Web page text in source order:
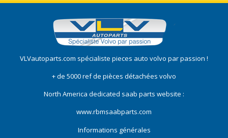
VLVautoparts.com spécialiste pieces auto volvo par passion !
+ de 5000 ref de pièces détachées volvo
North America dedicated saab parts website :
www.rbmsaabparts.com
Informations générales